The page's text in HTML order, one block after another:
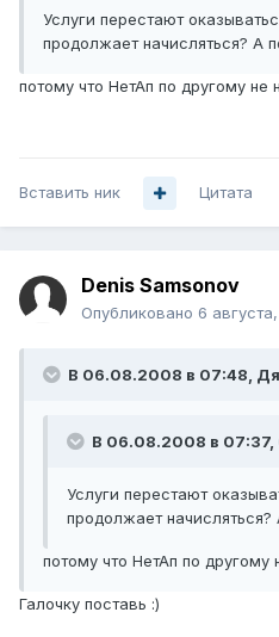
Услуги перестают
продолжает начисляться? А
потому что НетАп по другому не
Вставить ник Цитата
Denis Samsonov
Опубликовано 6
В 06.08.2008 в 07:48,
В 06.08.2008 в 07:37,
Услуги перестают
продолжает начисляться?
потому что НетАп по другому
Галочку поставь :)